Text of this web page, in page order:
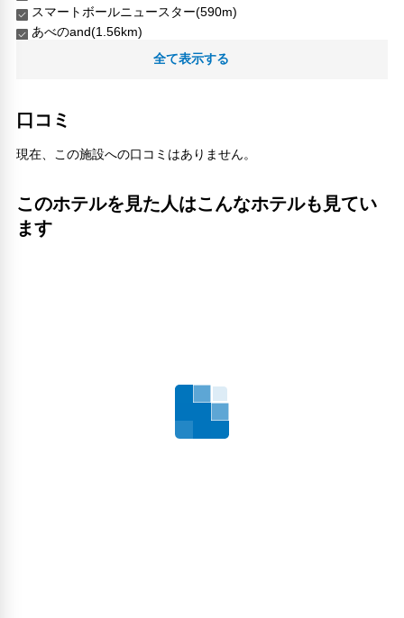
スマートボールニュースター(590m)
あべのand(1.56km)
BAO BAO ISSEY MIYAKE(2.65km)
Ishigatsujicho Park(2.35km)
Shin-Imamiya Station(260m)
Sugi(570m)
五代友厚製藍所 西朝陽館跡の碑(4.83km)
今宮戎神社(360m)
今宮戎駅(290m)
あべの天王寺イルミネーション(710m)
全て表示する
口コミ
現在、この施設への口コミはありません。
このホテルを見た人はこんなホテルも見てい
ます